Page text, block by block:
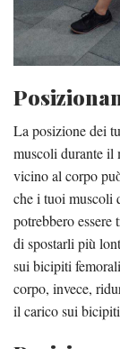
La posizione dei
muscoli durante il
vicino al corpo
che i tuoi muscoli
potrebbero
di spostarli più
sui bicipiti
corpo, invece,
il carico sui